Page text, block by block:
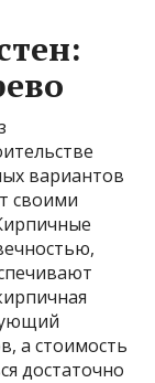
вариантов
своими
а стоимость
достаточно